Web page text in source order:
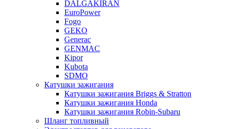
DALGAKIRAN
EuroPower
Fogo
GEKO
Generac
GENMAC
Kipor
Kubota
SDMO
Катушки зажигания
Катушки зажигания Briggs & Stratton
Катушки зажигания Honda
Катушки зажигания Robin-Subaru
Шланг топливный